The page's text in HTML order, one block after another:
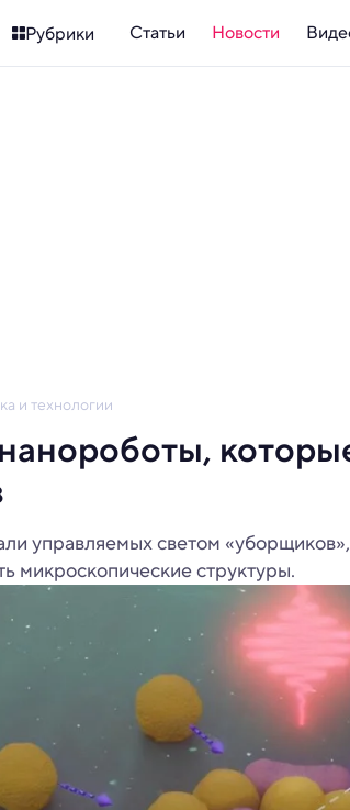
Рубрики Статьи Новости
и технологии
управляемых светом
микроскопические структуры.